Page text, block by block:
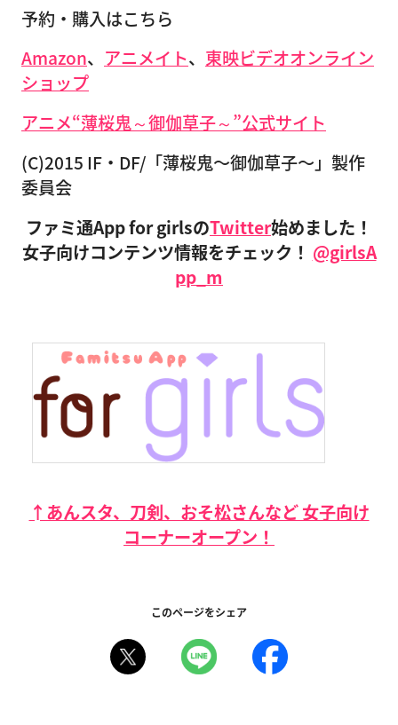
予約・購入はこちら
Amazon、 アニメイト、 東映ビデオオンライン
ショップ
アニメ“薄桜鬼～御伽草子～”公式サイト
(C)2015 IF・DF/「薄桜鬼〜御伽草子〜」製作
委員会
ファミ通App for girlsのTwitter始めました！
女子向けコンテンツ情報をチェック！ @girlsA
pp_m
↑あんスタ、刀剣、おそ松さんなど 女子向け
コーナーオープン！
このページをシェア